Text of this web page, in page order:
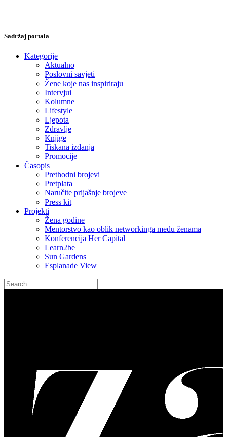
Sadržaj portala
Kategorije
Aktualno
Poslovni savjeti
Žene koje nas inspiriraju
Intervjui
Kolumne
Lifestyle
Ljepota
Zdravlje
Knjige
Tiskana izdanja
Promocije
Časopis
Prethodni brojevi
Pretplata
Naručite prijašnje brojeve
Press kit
Projekti
Žena godine
Mentorstvo kao oblik networkinga među ženama
Konferencija Her Capital
Learn2be
Sun Gardens
Esplanade View